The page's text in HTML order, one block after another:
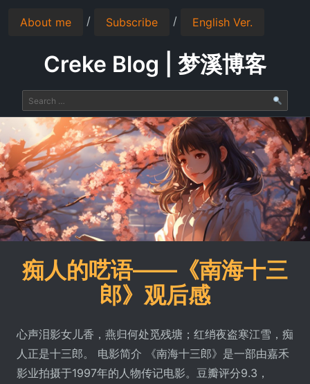
About me / Subscribe / English Ver.
Creke Blog | 梦溪博客
痴人的呓语——《南海十三
郎》观后感
心声泪影女儿香，燕归何处觅残塘；红绡夜盗寒江雪，痴
人正是十三郎。 电影简介 《南海十三郎》是一部由嘉禾
影业拍摄于1997年的人物传记电影。豆瓣评分9.3，